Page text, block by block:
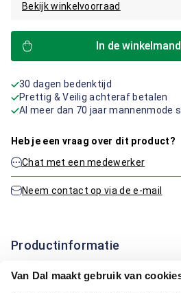
Van Dal maakt gebruik van
Bekijk winkelvoorraad
In de winkelmand
30 dagen bedenktijd
Prettig & Veilig achteraf betalen
Al meer dan 70 jaar mannenmode
Heb je een vraag over dit product?
Chat met een medewerker
Neem contact op via de e-mail
Productinformatie
Artikelnummer
1014846-10